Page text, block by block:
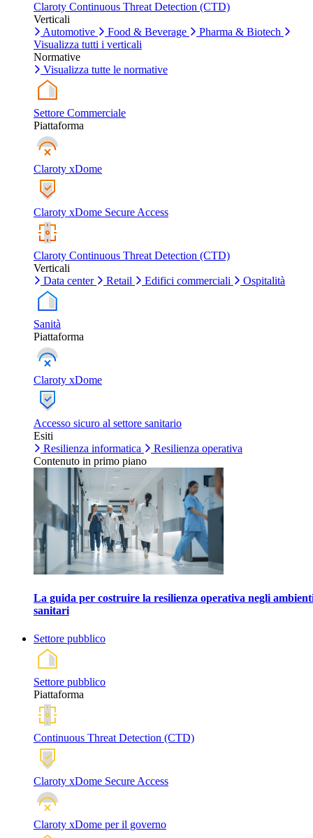
Claroty Continuous Threat Detection (CTD)
Verticali
Automotive
Food & Beverage
Pharma & Biotech
Visualizza tutti i verticali
Normative
Visualizza tutte le normative
Settore Commerciale
Piattaforma
Claroty xDome
Claroty xDome Secure Access
Claroty Continuous Threat Detection (CTD)
Verticali
Data center
Retail Edifici commerciali Ospitalità
Sanità
Piattaforma
Claroty xDome
Accesso sicuro al settore sanitario
Esiti
Resilienza informatica
Resilienza operativa
Contenuto in primo piano
La guida per costruire la resilienza operativa negli
sanitari
Settore pubblico
Settore pubblico
Piattaforma
Continuous Threat Detection (CTD)
Claroty xDome Secure Access
Claroty xDome per il governo